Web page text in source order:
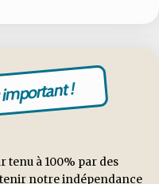
!
tenu à 100% par des
notre indépendance